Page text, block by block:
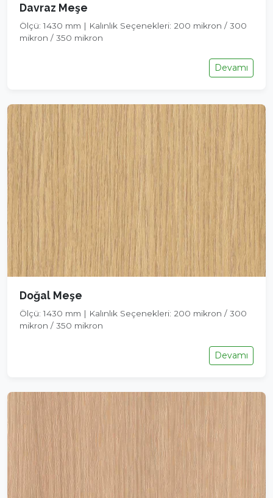
Davraz Meşe
Ölçü: 1430 mm | Kalınlık Seçenekleri: 200 mikron / 300
mikron / 350 mikron
Devamı
Doğal Meşe
Ölçü: 1430 mm | Kalınlık Seçenekleri: 200 mikron / 300
mikron / 350 mikron
Devamı